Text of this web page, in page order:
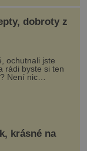
dobroty z
ochutnali jste
rádi byste si ten
Není nic
(10 porcí)
na dovolené v
krásné na